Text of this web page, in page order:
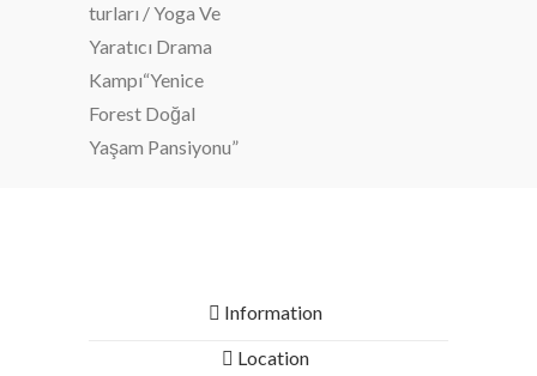
turları /Yoga Ve
Yaratıcı Drama
Kampı“Yenice
Forest Doğal
Yaşam Pansiyonu”
Information
Location